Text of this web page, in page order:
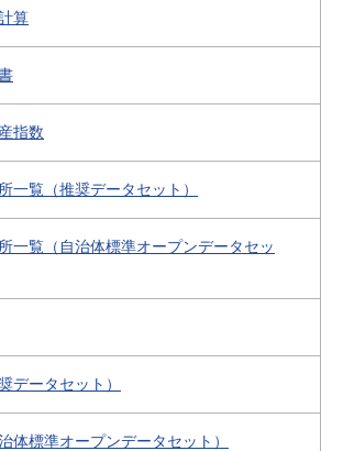
算
指数
一覧（推奨データセット）
一覧（自治体標準オープンデータセッ
データセット）
体標準オープンデータセット）